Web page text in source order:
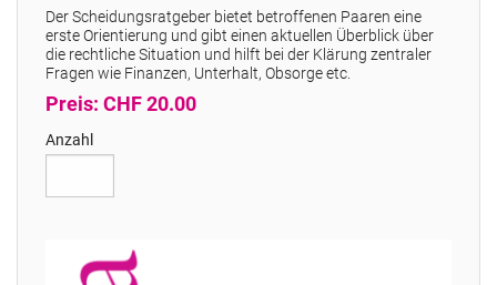
Der Scheidungsratgeber bietet betroffenen Paaren eine
erste Orientierung und gibt einen aktuellen Überblick über
die rechtliche Situation und hilft bei der Klärung zentraler
Fragen wie Finanzen, Unterhalt, Obsorge etc.
Preis: CHF 20.00
Anzahl